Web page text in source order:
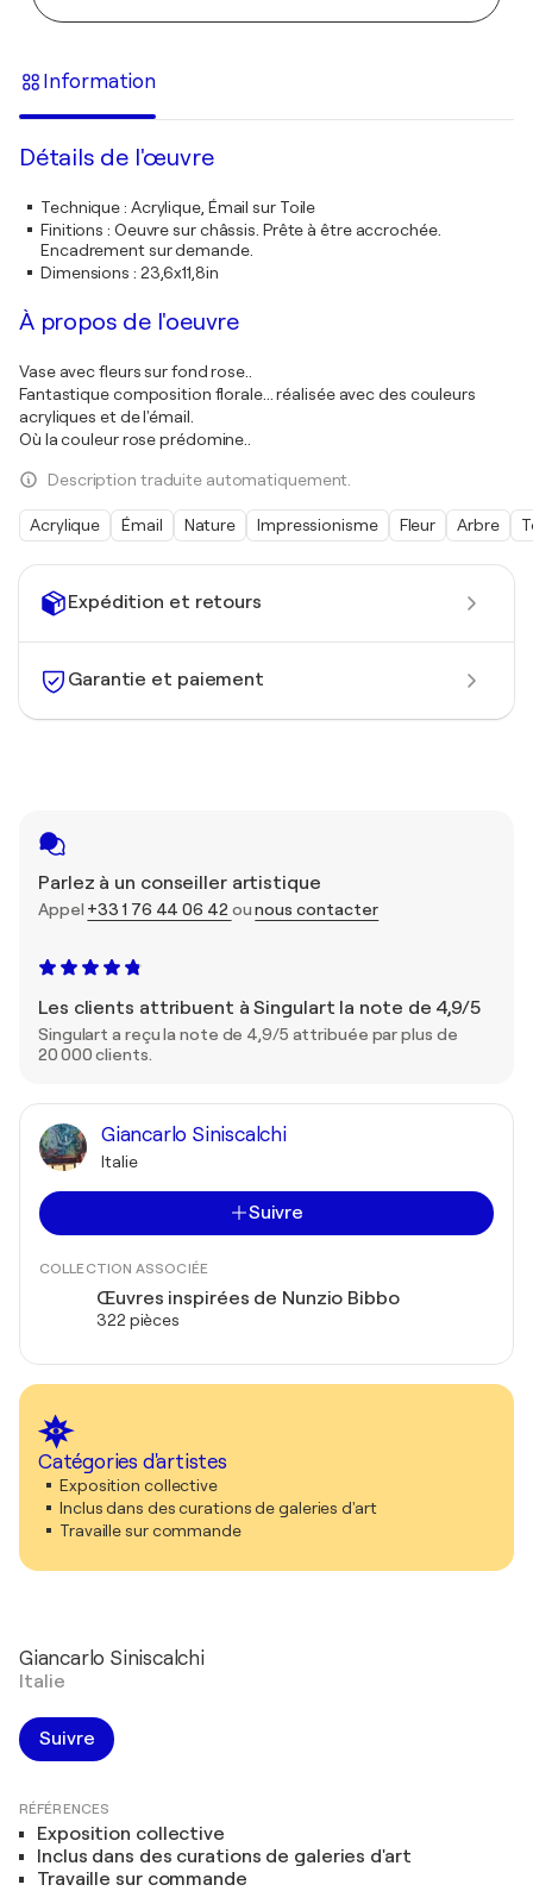
Expédition et retours
Garantie et paiement
Parlez à un conseiller artistique
Appel +33 1 76 44 06 42 ounous contacter
Les clients attribuent à Singulart la note de 4,9/5
Singulart a reçu la note de 4,9/5 attribuée par plus de
20 000 clients.
Giancarlo Siniscalchi
Italie
Suivre
COLLECTION ASSOCIÉE
Œuvres inspirées de Nunzio Bibbo
322 pièces
Catégories d'artistes
Exposition collective
Inclus dans des curations de galeries d'art
Travaille sur commande
Information
Détails de l'œuvre
Technique: Acrylique, Émail sur Toile
Finitions : Oeuvre sur châssis. Prête à être accrochée.
Encadrement sur demande.
Dimensions : 23,6x11,8in
À propos de l'oeuvre
Vase avec fleurs sur fond rose..
Fantastique composition florale... réalisée avec des couleurs
acryliques et de l'émail.
Où la couleur rose prédomine..
Description traduite automatiquement.
Acrylique Émail Nature Impressionisme Fleur Arbre
Giancarlo Siniscalchi
Italie
Suivre
RÉFÉRENCES
Exposition collective
Inclus dans des curations de galeries d'art
Travaille sur commande